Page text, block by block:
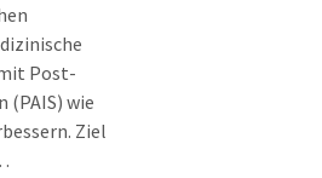
Post-
wie
Ziel